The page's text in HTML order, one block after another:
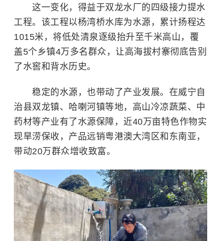
这一变化，得益于双龙水厂的四级接力提水
工程。该工程以杨湾桥水库为水源，累计扬程达
1015米，将低处清泉逐级抬升至千米高山，覆
盖5个乡镇4万多名群众，让高海拔村寨彻底告别
了水窖和背水历史。
稳定的水源，也带动了产业发展。在威宁自
治县双龙镇、哈喇河镇等地，高山冷凉蔬菜、中
药材等产业有了水源保障，近40万亩特色作物实
现旱涝保收，产品远销粤港澳大湾区和东南亚，
带动20万群众增收致富。